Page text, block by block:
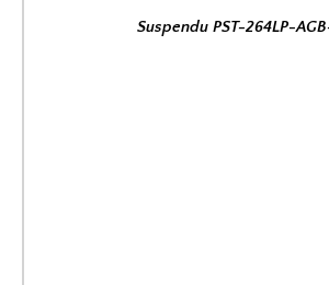
Suspendu PST-264LP-